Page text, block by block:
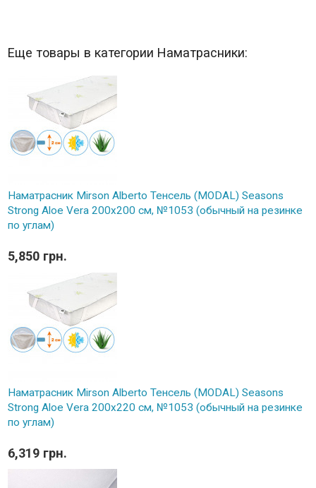
Еще товары в категории Наматрасники:
Наматрасник Mirson Alberto Тенсель (MODAL) Seasons
Strong Aloe Vera 200x200 см, №1053 (обычный на резинке
по углам)
5,850 грн.
Наматрасник Mirson Alberto Тенсель (MODAL) Seasons
Strong Aloe Vera 200x220 см, №1053 (обычный на резинке
по углам)
6,319 грн.